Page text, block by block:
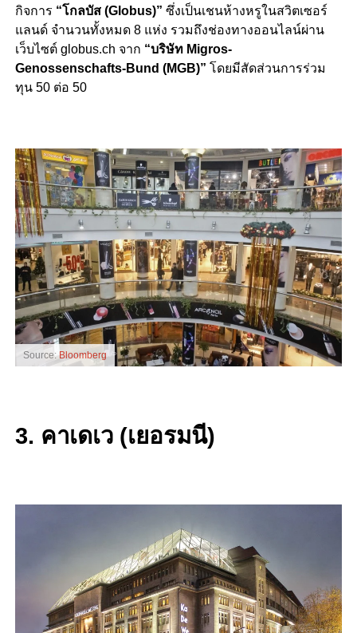
กิจการ “โกลบัส (Globus)” ซึ่งเป็นเชนห้างหรูในสวิตเซอร์
แลนด์ จำนวนทั้งหมด 8 แห่ง รวมถึงช่องทางออนไลน์ผ่าน
เว็บไซต์ globus.ch จาก “บริษัท Migros-
Genossenschafts-Bund (MGB)” โดยมีสัดส่วนการร่วม
ทุน 50 ต่อ 50
Source:Bloomberg
3. คาเดเว (เยอรมนี)